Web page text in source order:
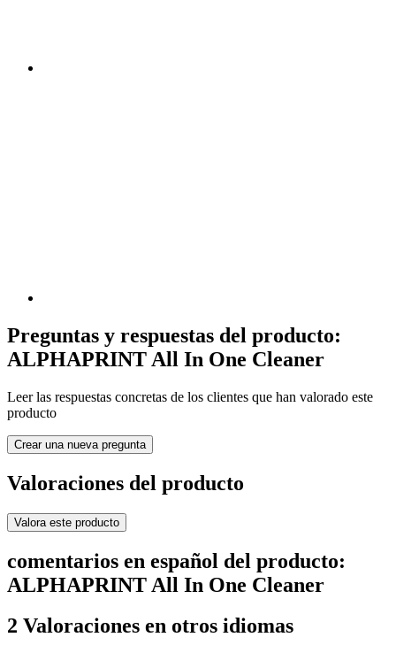
Preguntas y respuestas del producto:
ALPHAPRINT All In One Cleaner
Leer las respuestas concretas de los clientes que han valorado este
producto
Crear una nueva pregunta
Valoraciones del producto
Valora este producto
comentarios en español del producto:
ALPHAPRINT All In One Cleaner
2 Valoraciones en otros idiomas